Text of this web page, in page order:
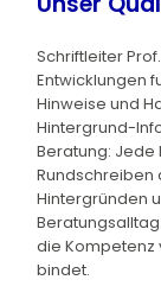
Schriftleiter
Entwicklungen
Hinweise und
Hintergrund-
Beratung: Jede
Rundschreiben
Hintergründen
die Kompetenz
bindet.